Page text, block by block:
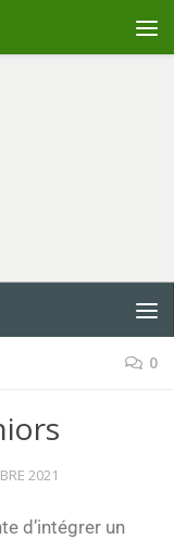
0
2021
d’intégrer un